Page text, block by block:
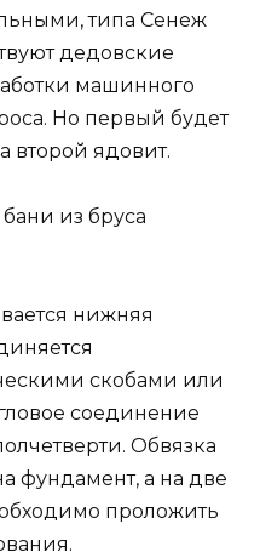
типа Сенеж
дедовские
машинного
Но первый будет
второй ядовит.
из бруса
нижняя
скобами или
соединение
Обвязка
фундамент, а на две
проложить